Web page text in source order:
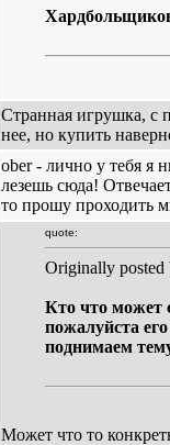
Странная игрушка, с
нее, но купить
ober - лично у тебя я
лезешь сюда!
то прошу проходить
quote:
Originally
Кто что может
пожалуйста
поднимаем
Может что то